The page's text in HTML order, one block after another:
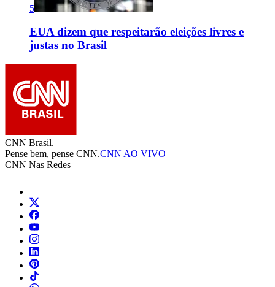
5
EUA dizem que respeitarão eleições livres e
justas no Brasil
CNN Brasil.
Pense bem, pense CNN.CNN AO VIVO
CNN Nas Redes